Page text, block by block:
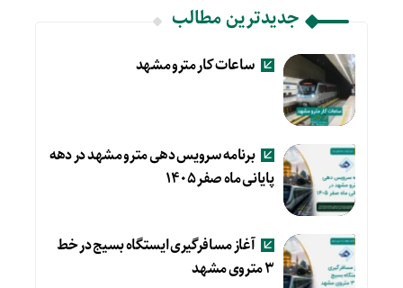
جدیدترین مطالب
ساعات کار مترو مشهد
برنامه سرویس دهی مترو مشهد در دهه
پایانی ماه صفر ۱۴۰۵
آغاز مسافرگیری ایستگاه بسیج در خط
۳ متروی مشهد